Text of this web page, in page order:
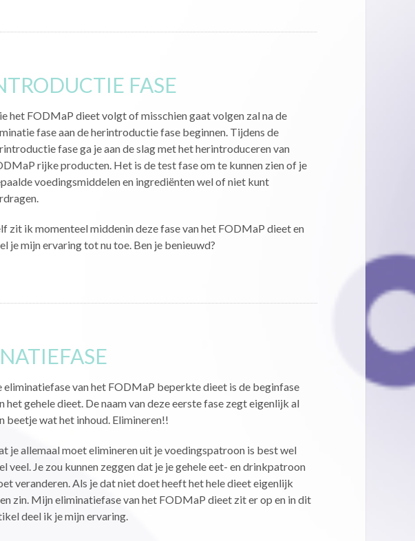
FASE
het FODMaP dieet volgt of misschien gaat volgen zal na de
fase aan de herintroductie fase beginnen. Tijdens de
fase ga je aan de slag met het herintroduceren van
rijke producten. Het is de test fase om te kunnen zien of je
voedingsmiddelen en ingrediënten wel of niet kunt
zit ik momenteel middenin deze fase van het FODMaP dieet en
je mijn ervaring tot nu toe. Ben je benieuwd?
eliminatiefase van het FODMaP beperkte dieet is de beginfase
het gehele dieet. De naam van deze eerste fase zegt eigenlijk al
beetje wat het inhoud. Elimineren!!
je allemaal moet elimineren uit je voedingspatroon is best wel
veel. Je zou kunnen zeggen dat je je gehele eet- en drinkpatroon
veranderen. Als je dat niet doet heeft het hele dieet eigenlijk
zin. Mijn eliminatiefase van het FODMaP dieet zit er op en in dit
deel ik je mijn ervaring.